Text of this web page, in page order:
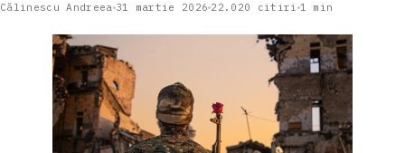
Călinescu Andreea 31 martie 2026 22.020 citiri 1 min